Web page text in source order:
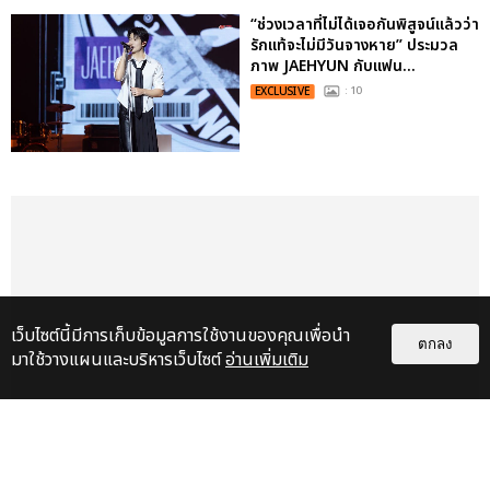
“ช่วงเวลาที่ไม่ได้เจอกันพิสูจน์แล้วว่า
รักแท้จะไม่มีวันจางหาย” ประมวล
ภาพ JAEHYUN กับแฟน...
EXCLUSIVE : 10
เว็บไซต์นี้มีการเก็บข้อมูลการใช้งานของคุณเพื่อนำ
มาใช้วางแผนและบริหารเว็บไซต์อ่านเพิ่มเติม
ตกลง